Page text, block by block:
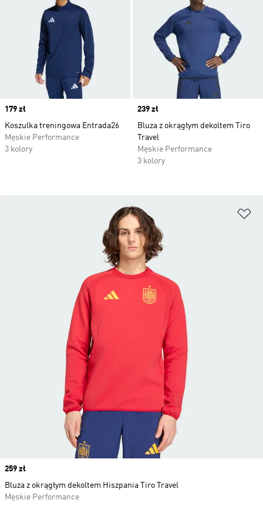
Price
179 zł
Koszulka treningowa Entrada26
Męskie Performance
3 kolory
Price
239 zł
Bluza z okrągłym dekoltem Tiro
Travel
Męskie Performance
3 kolory
Price
259 zł
Bluza z okrągłym dekoltem Hiszpania Tiro Travel
Męskie Performance